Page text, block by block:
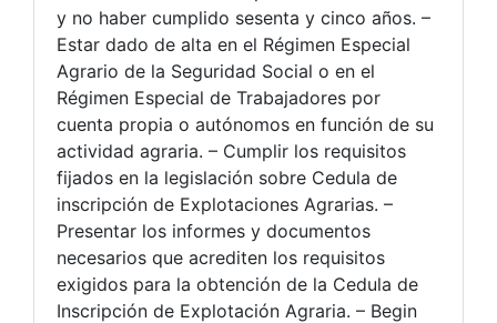
y no haber cumplido sesenta y cinco años. –
Estar dado de alta en el Régimen Especial
Agrario de la Seguridad Social o en el
Régimen Especial de Trabajadores por
cuenta propia o autónomos en función de su
actividad agraria. – Cumplir los requisitos
fijados en la legislación sobre Cedula de
inscripción de Explotaciones Agrarias. –
Presentar los informes y documentos
necesarios que acrediten los requisitos
exigidos para la obtención de la Cedula de
Inscripción de Explotación Agraria. – Begin